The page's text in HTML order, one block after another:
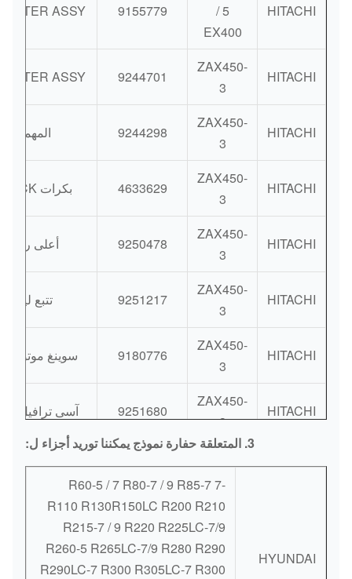
HITACHI
/ 5
EX400
9155779
ASSY
HITACHI
ZAX450-
3
9244701
ASSY
HITACHI
ZAX450-
3
9244298 المهمل
HITACHI
ZAX450-
3
4633629 بكرات TRACK
HITACHI
ZAX450-
3
9250478 أعلى رولر
HITACHI
ZAX450-
3
9251217 تتبع لينغ
HITACHI
ZAX450-
3
9180776 سوينغ موتور
HITACHI
ZAX450-
3
9251680 آسى ترافيل
ZAX30U
PVD-1B-
32CP-8G5-
5022A
مضخة
ZAX200-
3
9254306
3. المتعلقة حفارة نموذج يمكننا توريد أجزاء ل:
HYUNDAI
-7 R60-5 / 7 R80-7 / 9 R85-7
R110 R130R150LC R200 R210
R215-7 / 9 R220 R225LC-7/9
R260-5 R265LC-7/9 R280 R290
R290LC-7 R300 R305LC-7 R300